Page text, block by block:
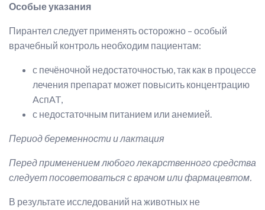
Особые указания
Пирантел следует применять осторожно – особый
врачебный контроль необходим пациентам:
с печёночной недостаточностью, так как в процессе
лечения препарат может повысить концентрацию
AспAT,
с недостаточным питанием или анемией.
Период беременности и лактация
Перед применением любого лекарственного средства
следует посоветоваться с врачом или фармацевтом.
В результате исследований на животных не